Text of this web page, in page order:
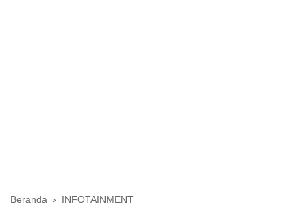
Beranda › INFOTAINMENT